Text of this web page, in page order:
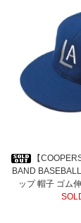
【
BAND
ップ 帽子 ゴム